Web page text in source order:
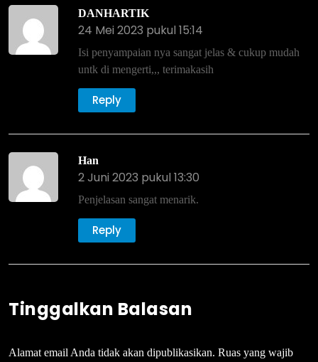
DANHARTIK
24 Mei 2023 pukul 15:14
Isi penyampaian nya sangat jelas & cukup mudah
untk di mengerti,,, terimakasih
Reply
Han
2 Juni 2023 pukul 13:30
Penjelasan sangat menarik.
Reply
Tinggalkan Balasan
Alamat email Anda tidak akan dipublikasikan. Ruas yang wajib